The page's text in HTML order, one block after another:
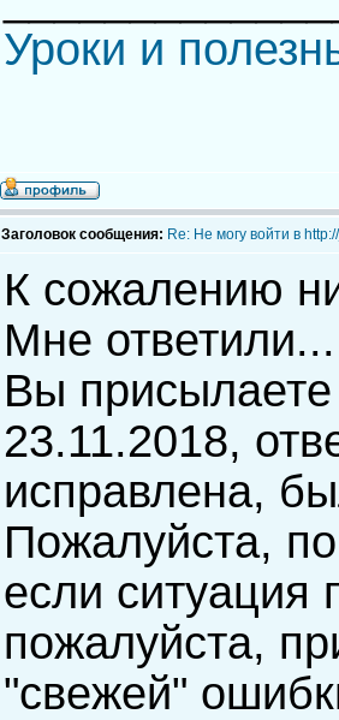
Уроки и
Заголовок сообщения: Re: Не могу войти в
К сожалению
Мне ответили...
Вы
23.11.2018,
исправлена,
Пожалуйста,
если ситуация
пожалуйста,
"свежей"